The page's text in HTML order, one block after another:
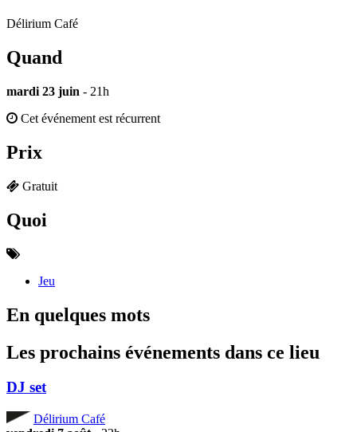
Délirium Café
Quand
mardi 23 juin - 21h
Cet événement est récurrent
Prix
Gratuit
Quoi
Jeu
En quelques mots
Les prochains événements dans ce lieu
DJ set
Délirium Café